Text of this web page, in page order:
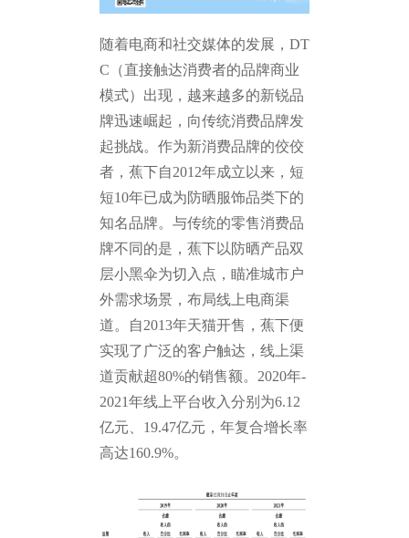
随着电商和社交媒体的发展，DT
C（直接触达消费者的品牌商业
模式）出现，越来越多的新锐品
牌迅速崛起，向传统消费品牌发
起挑战。作为新消费品牌的佼佼
者，蕉下自2012年成立以来，短
短10年已成为防晒服饰品类下的
知名品牌。与传统的零售消费品
牌不同的是，蕉下以防晒产品双
层小黑伞为切入点，瞄准城市户
外需求场景，布局线上电商渠
道。自2013年天猫开售，蕉下便
实现了广泛的客户触达，线上渠
道贡献超80%的销售额。2020年-
2021年线上平台收入分别为6.12
亿元、19.47亿元，年复合增长率
高达160.9%。